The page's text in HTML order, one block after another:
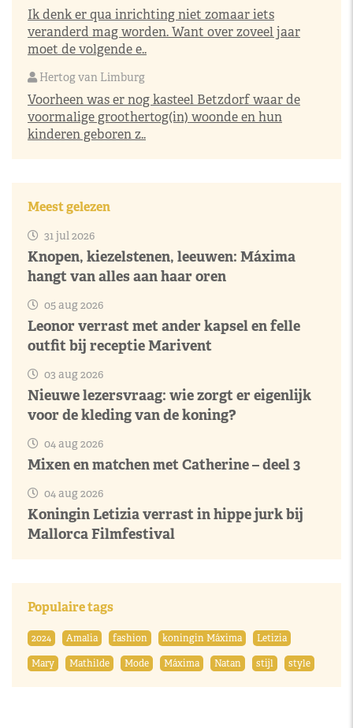
Ik denk er qua inrichting niet zomaar iets
veranderd mag worden. Want over zoveel jaar
moet de volgende e..
Hertog van Limburg
Voorheen was er nog kasteel Betzdorf waar de
voormalige groothertog(in) woonde en hun
kinderen geboren z..
Meest gelezen
31 jul 2026
Knopen, kiezelstenen, leeuwen: Máxima
hangt van alles aan haar oren
05 aug 2026
Leonor verrast met ander kapsel en felle
outfit bij receptie Marivent
03 aug 2026
Nieuwe lezersvraag: wie zorgt er eigenlijk
voor de kleding van de koning?
04 aug 2026
Mixen en matchen met Catherine – deel 3
04 aug 2026
Koningin Letizia verrast in hippe jurk bij
Mallorca Filmfestival
Populaire tags
2024 Amalia fashion koningin Máxima
Letizia
Mary
Mathilde Mode Máxima Natan stijl style